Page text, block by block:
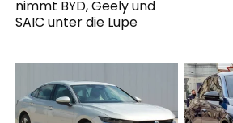
nimmt BYD, Geely und
SAIC unter die Lupe